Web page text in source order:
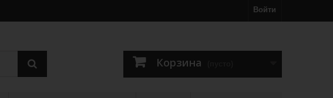
Войти
Корзина